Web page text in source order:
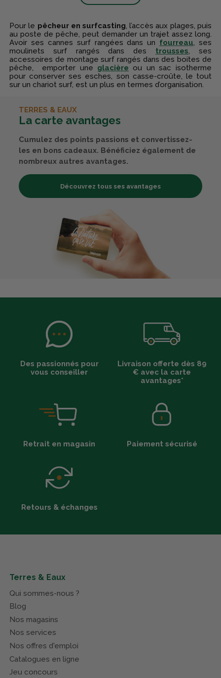
Pour le pêcheur en surfcasting, l’accès aux plages, puis
au poste de pêche, peut demander un trajet assez long.
Avoir ses cannes surf rangées dans un fourreau, ses
moulinets surf rangés dans des trousses, ses
accessoires de montage surf rangés dans des boites de
pêche, emporter une glacière ou un sac isotherme
pour conserver ses esches, son casse-croûte, le tout
sur un chariot surf, est un plus en termes d’organisation.
TERRES & EAUX
La carte avantages
Cumulez des points passions et convertissez-
les en bons cadeaux. Bénéficiez également de
nombreux autres avantages.
Découvrez tous ses avantages
Des passionnés pour
vous conseiller
Livraison offerte dès 89
€ avec la carte
avantages*
Retrait en magasin Paiement sécurisé
Retours & échanges
Terres & Eaux
Qui sommes-nous ?
Blog
Nos magasins
Nos services
Nos offres d'emploi
Catalogues en ligne
Jeu concours